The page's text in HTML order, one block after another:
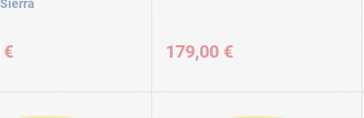
€ 179,00 €